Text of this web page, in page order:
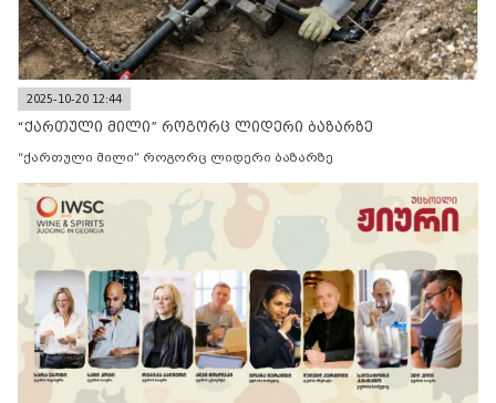
2025-10-20 12:44
“ქართული მილი” როგორც ლიდერი ბაზარზე
“ქართული მილი” როგორც ლიდერი ბაზარზე